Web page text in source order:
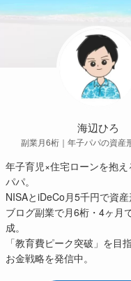
海辺ひろ
副業月6桁｜年子パパの資産
年子育児×住宅ローンを抱
パパ。
NISAとiDeCo月5千円で資産
ブログ副業で月6桁・4ヶ月
成。
「教育費ピーク突破」を目
お金戦略を発信中。